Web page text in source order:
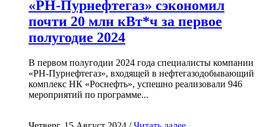
«РН-Пурнефтегаз» сэкономил
почти 20 млн кВт*ч за первое
полугодие 2024
В первом полугодии 2024 года специалисты компании
«РН-Пурнефтегаз», входящей в нефтегазодобывающий
комплекс НК «Роснефть», успешно реализовали 946
мероприятий по программе...